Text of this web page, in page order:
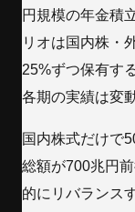
円規模の年金積
リオは国内株・
25%ずつ保有す
各期の実績は変
国内株式だけで
総額が700兆円
的にリバランス